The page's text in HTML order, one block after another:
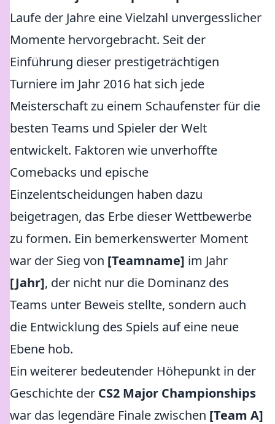
Laufe der Jahre eine Vielzahl unvergesslicher
Momente hervorgebracht. Seit der
Einführung dieser prestigeträchtigen
Turniere im Jahr 2016 hat sich jede
Meisterschaft zu einem Schaufenster für die
besten Teams und Spieler der Welt
entwickelt. Faktoren wie unverhoffte
Comebacks und epische
Einzelentscheidungen haben dazu
beigetragen, das Erbe dieser Wettbewerbe
zu formen. Ein bemerkenswerter Moment
war der Sieg von [Teamname] im Jahr
[Jahr], der nicht nur die Dominanz des
Teams unter Beweis stellte, sondern auch
die Entwicklung des Spiels auf eine neue
Ebene hob.
Ein weiterer bedeutender Höhepunkt in der
Geschichte der CS2 Major Championships
war das legendäre Finale zwischen [Team A]